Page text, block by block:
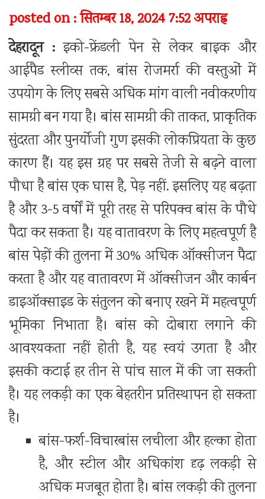
posted on : सितम्बर 18, 2024 7:52 अपराह्न
देहरादून :इको-फ्रेंडली पेन से लेकर बाइक और
आईपैड स्लीव्स तक, बांस रोजमर्रा की वस्तुओं में
उपयोग के लिए सबसे अधिक मांग वाली नवीकरणीय
सामग्री बन गया है। बांस सामग्री की ताकत, प्राकृतिक
सुंदरता और पुनर्योजी गुण इसकी लोकप्रियता के कुछ
कारण हैं। यह इस ग्रह पर सबसे तेजी से बढ़ने वाला
पौधा है बांस एक घास है, पेड़ नहीं. इसलिए यह बढ़ता
है और 3-5 वर्षों में पूरी तरह से परिपक्व बांस के पौधे
पैदा कर सकता है। यह वातावरण के लिए महत्वपूर्ण है
बांस पेड़ों की तुलना में 30% अधिक ऑक्सीजन पैदा
करता है और यह वातावरण में ऑक्सीजन और कार्बन
डाइऑक्साइड के संतुलन को बनाए रखने में महत्वपूर्ण
भूमिका निभाता है। बांस को दोबारा लगाने की
आवश्यकता नहीं होती है, यह स्वयं उगता है और
इसकी कटाई हर तीन से पांच साल में की जा सकती
है। यह लकड़ी का एक बेहतरीन प्रतिस्थापन हो सकता
है।
बांस-फर्श-विचारबांस लचीला और हल्का होता
है, और स्टील और अधिकांश दृढ़ लकड़ी से
अधिक मजबूत होता है। बांस लकड़ी की तुलना